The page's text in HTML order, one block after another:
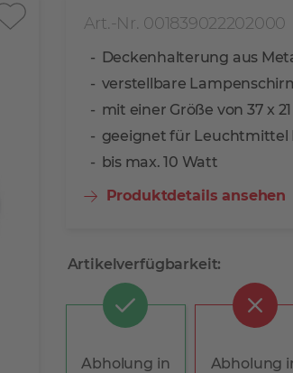
Art.-Nr. 001839022202000
Deckenhalterung aus
verstellbare
mit einer Größe von 37 x
geeignet für Leuchtmittel
bis max. 10 Watt
Produktdetails ansehen
Artikelverfügbarkeit:
Abholung in
Abholung